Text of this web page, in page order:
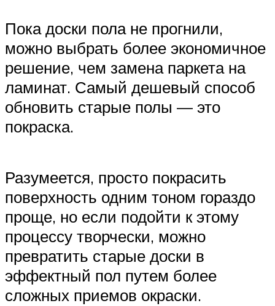
Пока доски пола не прогнили,
можно выбрать более экономичное
решение, чем замена паркета на
ламинат. Самый дешевый способ
обновить старые полы — это
покраска.
Разумеется, просто покрасить
поверхность одним тоном гораздо
проще, но если подойти к этому
процессу творчески, можно
превратить старые доски в
эффектный пол путем более
сложных приемов окраски.